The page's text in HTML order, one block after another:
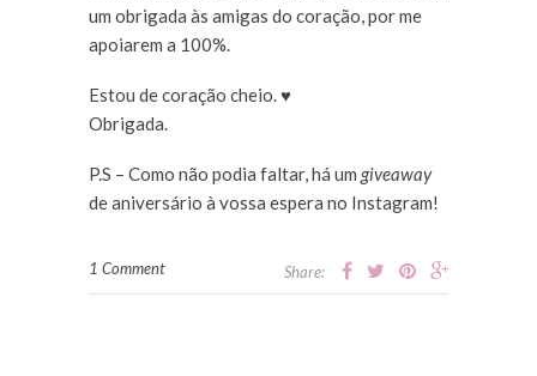
um obrigada às amigas do coração, por me
apoiarem a 100%.
Estou de coração cheio. ♥
Obrigada.
P.S – Como não podia faltar, há um giveaway
de aniversário à vossa espera no Instagram!
1 Comment Share: